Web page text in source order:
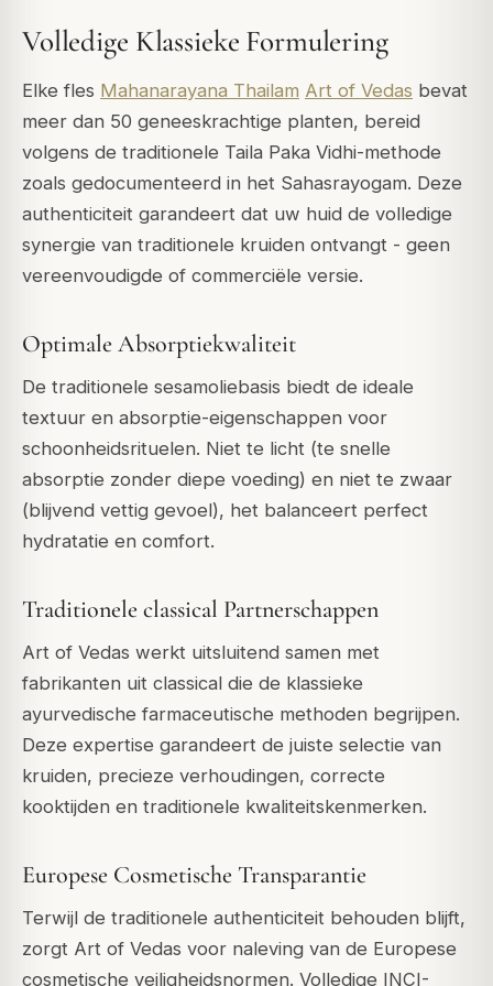
Volledige Klassieke Formulering
Elke fles Mahanarayana Thailam Art of Vedas bevat
meer dan 50 geneeskrachtige planten, bereid
volgens de traditionele Taila Paka Vidhi-methode
zoals gedocumenteerd in het Sahasrayogam. Deze
authenticiteit garandeert dat uw huid de volledige
synergie van traditionele kruiden ontvangt - geen
vereenvoudigde of commerciële versie.
Optimale Absorptiekwaliteit
De traditionele sesamoliebasis biedt de ideale
textuur en absorptie-eigenschappen voor
schoonheidsrituelen. Niet te licht (te snelle
absorptie zonder diepe voeding) en niet te zwaar
(blijvend vettig gevoel), het balanceert perfect
hydratatie en comfort.
Traditionele classical Partnerschappen
Art of Vedas werkt uitsluitend samen met
fabrikanten uit classical die de klassieke
ayurvedische farmaceutische methoden begrijpen.
Deze expertise garandeert de juiste selectie van
kruiden, precieze verhoudingen, correcte
kooktijden en traditionele kwaliteitskenmerken.
Europese Cosmetische Transparantie
Terwijl de traditionele authenticiteit behouden blijft,
zorgt Art of Vedas voor naleving van de Europese
cosmetische veiligheidsnormen. Volledige INCI-